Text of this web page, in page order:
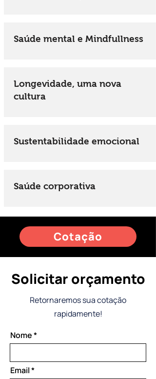
Saúde mental e Mindfullness
Longevidade, uma nova
cultura
Sustentabilidade emocional
Saúde corporativa
Cotação
Solicitar orçamento
Retornaremos sua cotação
rapidamente!
Nome
Email